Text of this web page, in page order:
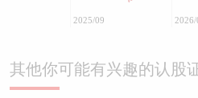
2025/09 2026/
其他你可能有兴趣的认股